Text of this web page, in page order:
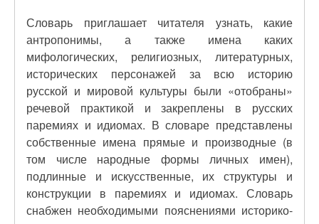
Словарь приглашает читателя узнать, какие
антропонимы, а также имена каких
мифологических, религиозных, литературных,
исторических персонажей за всю историю
русской и мировой культуры были «отобраны»
речевой практикой и закреплены в русских
паремиях и идиомах. В словаре представлены
собственные имена прямые и производные (в
том числе народные формы личных имен),
подлинные и искусственные, их структуры и
конструкции в паремиях и идиомах. Словарь
снабжен необходимыми пояснениями историко-